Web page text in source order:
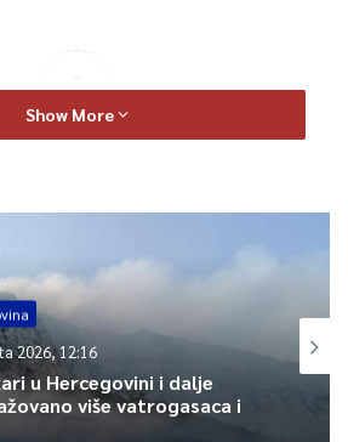
0
Article Rating
Show More
2026, 12:16
u Hercegovini i dalje
više vatrogasaca i